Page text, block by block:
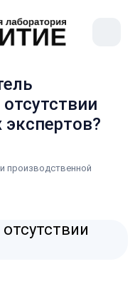
производственной